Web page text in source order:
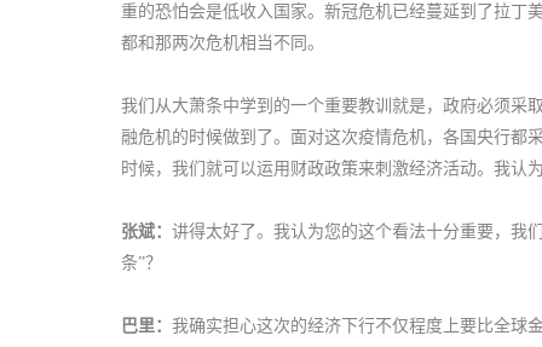
重的恐怕会是低收入国家。新冠危机已经蔓延到了拉丁
都和那两次危机相当不同。
我们从大萧条中学到的一个重要教训就是，政府必须采
融危机的时候做到了。面对这次疫情危机，各国央行都
时候，我们就可以运用财政政策来刺激经济活动。我认
张斌： 讲得太好了。我认为您的这个看法十分重要，我
条”？
巴里： 我确实担心这次的经济下行不仅程度上要比全球